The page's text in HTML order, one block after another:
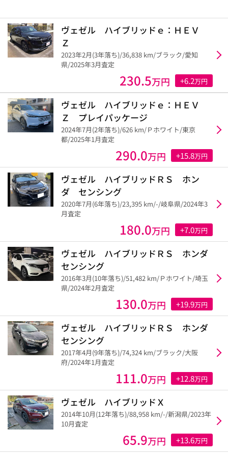
ヴェゼル ハイブリッドｅ：ＨＥＶ
Ｚ
2023年2月(3年落ち)/36,838 km/ブラック/愛知
県/2025年3月査定
230.5万円 +6.2万円
ヴェゼル ハイブリッドｅ：ＨＥＶ
Ｚ プレイパッケージ
2024年7月(2年落ち)/626 km/Ｐホワイト/東京
都/2025年1月査定
290.0万円 +15.8万円
ヴェゼル ハイブリッドＲＳ ホン
ダ センシング
2020年7月(6年落ち)/23,395 km/-/岐阜県/2024年3
月査定
180.0万円 +7.0万円
ヴェゼル ハイブリッドＲＳ ホンダ
センシング
2016年3月(10年落ち)/51,482 km/Ｐホワイト/埼玉
県/2024年2月査定
130.0万円 +19.9万円
ヴェゼル ハイブリッドＲＳ ホンダ
センシング
2017年4月(9年落ち)/74,324 km/ブラック/大阪
府/2024年1月査定
111.0万円 +12.8万円
ヴェゼル ハイブリッドＸ
2014年10月(12年落ち)/88,958 km/-/新潟県/2023年
10月査定
65.9万円 +13.6万円